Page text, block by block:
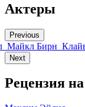
Актеры
Previous
Майкл Бирн
Next
Рецензия